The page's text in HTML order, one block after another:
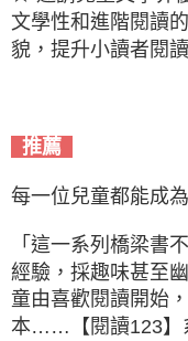
文學性和進階閱讀
貌，提升小讀者閱
推薦
每一位兒童都能成
「這一系列橋梁書
經驗，採趣味甚至
童由喜歡閱讀開始
本……【閱讀123】